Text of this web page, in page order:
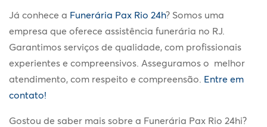
Já conhece a Funerária Pax Rio 24h? Somos uma
empresa que oferece assistência funerária no RJ.
Garantimos serviços de qualidade, com profissionais
experientes e compreensivos. Asseguramos o melhor
atendimento, com respeito e compreensão. Entre em
contato!
Gostou de saber mais sobre a Funerária Pax Rio 24hi?